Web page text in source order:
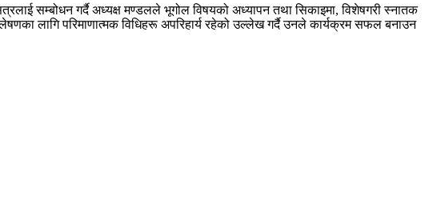
सम्बोधन गर्दै अध्यक्ष मण्डलले भूगोल विषयको अध्यापन तथा सिकाइमा, विशेषगरी स्नातक
लागि परिमाणात्मक विधिहरू अपरिहार्य रहेको उल्लेख गर्दै उनले कार्यक्रम सफल बनाउन